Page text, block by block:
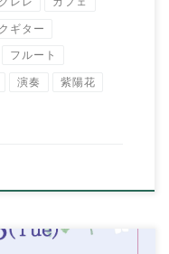
ギター
フルート
演奏 紫陽花